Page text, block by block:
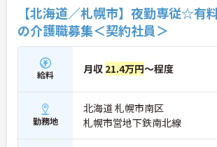
【北海道／札幌市】夜勤専従☆有
の介護職募集＜契約社員＞
給料 月収 21.4万円～程度
勤務地
北海道 札幌市南区
札幌市営地下鉄南北線